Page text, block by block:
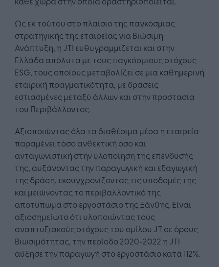
Ως εκ τούτου στο πλαίσιο της παγκόσμιας
στρατηγικής της εταιρείας για Βιώσιμη
Ανάπτυξη, η JTI ευθυγραμμίζεται και στην
Ελλάδα απόλυτα με τους παγκόσμιους στόχους
ESG, τους οποίους μεταβολίζει σε μια καθημερινή
εταιρική πραγματικότητα, με δράσεις
εστιασμένες μεταξύ άλλων και στην προστασία
του Περιβάλλοντος.
Αξιοποιώντας όλα τα διαθέσιμα μέσα η εταιρεία
παραμένει τόσο ανθεκτική όσο και
ανταγωνιστική στην υλοποίηση της επένδυσής
της, αυξάνοντας την παραγωγική και εξαγωγική
της δράση, εκσυγχρονίζοντας τις υποδομές της
και μειώνοντας το περιβαλλοντικό της
αποτύπωμα στο εργοστάσιο της Ξάνθης. Είναι
αξιοσημείωτο ότι υλοποιώντας τους
αναπτυξιακούς στόχους του ομίλου JT σε όρους
Βιωσιμότητας, την περίοδο 2020-2022 η JTI
αύξησε την παραγωγή στο εργοστάσιο κατά 112%.